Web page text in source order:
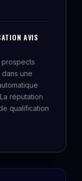
AVIS
prospects
une
réputation
qualification